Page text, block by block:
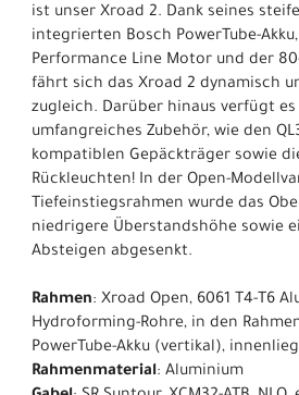
ist unser Xroad 2. Dank seines
integrierten Bosch PowerTube-
Performance Line Motor und der
fährt sich das Xroad 2 dynamisch
zugleich. Darüber hinaus verfügt
umfangreiches Zubehör, wie den
kompatiblen Gepäckträger sowie
Rückleuchten! In der Open-
Tiefeinstiegsrahmen wurde das
niedrigere Überstandshöhe sowie
Absteigen abgesenkt.
Rahmen: Xroad Open, 6061 T4-T6
Hydroforming-Rohre, in den
PowerTube-Akku (vertikal),
Rahmenmaterial: Aluminium